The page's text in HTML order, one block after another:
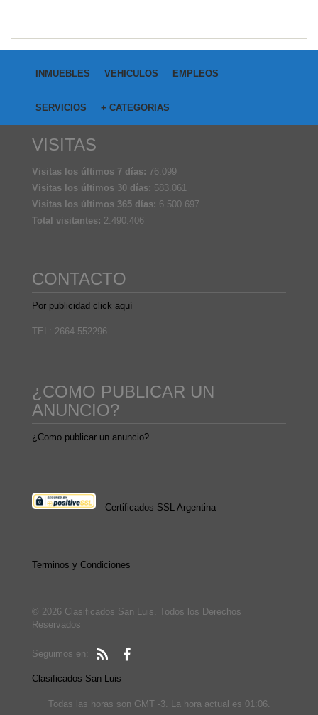
INMUEBLES VEHICULOS EMPLEOS
SERVICIOS + CATEGORIAS
VISITAS
Visitas los últimos 7 días: 76.099
Visitas los últimos 30 días: 583.061
Visitas los últimos 365 días: 6.500.697
Total visitantes: 2.490.406
CONTACTO
Por publicidad click aquí
TEL: 2664-552296
¿COMO PUBLICAR UN
ANUNCIO?
¿Como publicar un anuncio?
Certificados SSL Argentina
Terminos y Condiciones
© 2026 Clasificados San Luis. Todos los Derechos
Reservados
Seguimos en:
Clasificados San Luis
Todas las horas son GMT -3. La hora actual es 01:06.